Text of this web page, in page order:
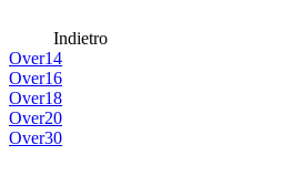
Indietro
Over14
Over16
Over18
Over20
Over30